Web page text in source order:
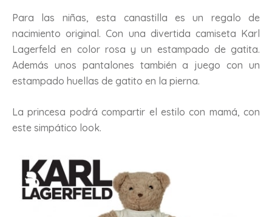
Para las niñas, esta canastilla es un regalo de
nacimiento original. Con una divertida camiseta Karl
Lagerfeld en color rosa y un estampado de gatita.
Además unos pantalones también a juego con un
estampado huellas de gatito en la pierna.
La princesa podrá compartir el estilo con mamá, con
este simpático look.